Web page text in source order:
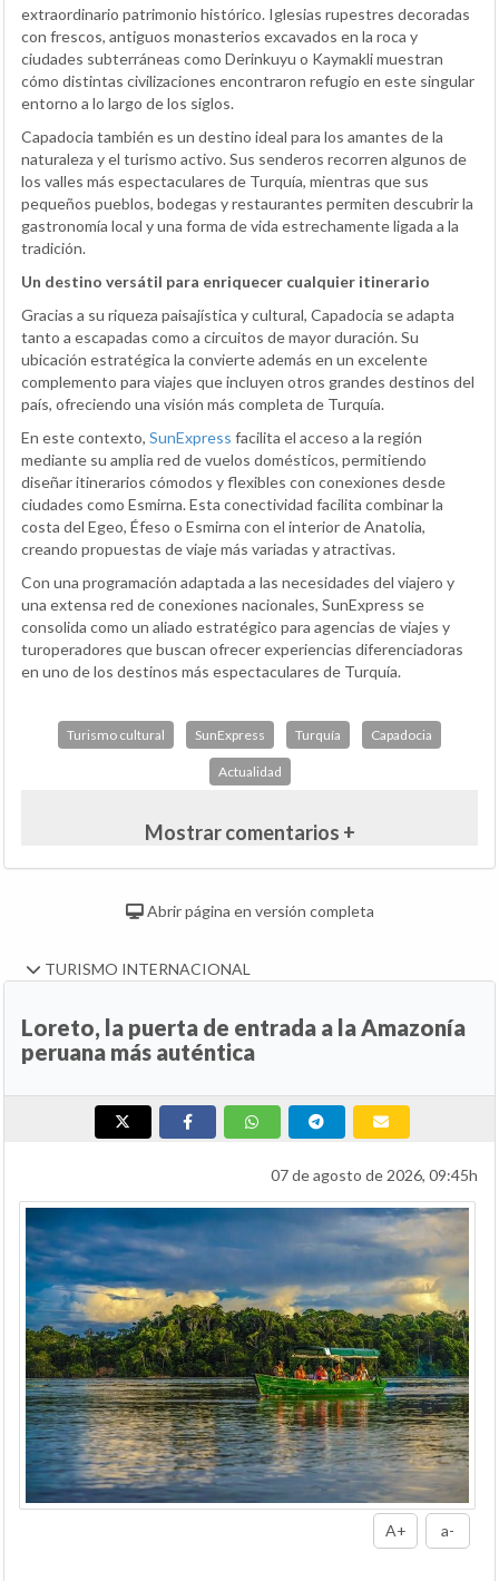
extraordinario patrimonio histórico. Iglesias rupestres decoradas
con frescos, antiguos monasterios excavados en la roca y
ciudades subterráneas como Derinkuyu o Kaymakli muestran
cómo distintas civilizaciones encontraron refugio en este singular
entorno a lo largo de los siglos.
Capadocia también es un destino ideal para los amantes de la
naturaleza y el turismo activo. Sus senderos recorren algunos de
los valles más espectaculares de Turquía, mientras que sus
pequeños pueblos, bodegas y restaurantes permiten descubrir la
gastronomía local y una forma de vida estrechamente ligada a la
tradición.
Un destino versátil para enriquecer cualquier itinerario
Gracias a su riqueza paisajística y cultural, Capadocia se adapta
tanto a escapadas como a circuitos de mayor duración. Su
ubicación estratégica la convierte además en un excelente
complemento para viajes que incluyen otros grandes destinos del
país, ofreciendo una visión más completa de Turquía.
En este contexto, SunExpress facilita el acceso a la región
mediante su amplia red de vuelos domésticos, permitiendo
diseñar itinerarios cómodos y flexibles con conexiones desde
ciudades como Esmirna. Esta conectividad facilita combinar la
costa del Egeo, Éfeso o Esmirna con el interior de Anatolia,
creando propuestas de viaje más variadas y atractivas.
Con una programación adaptada a las necesidades del viajero y
una extensa red de conexiones nacionales, SunExpress se
consolida como un aliado estratégico para agencias de viajes y
turoperadores que buscan ofrecer experiencias diferenciadoras
en uno de los destinos más espectaculares de Turquía.
Turismo cultural SunExpress Turquía Capadocia
Actualidad
Mostrar comentarios +
Abrir página en versión completa
TURISMO INTERNACIONAL
Loreto, la puerta de entrada a la Amazonía
peruana más auténtica
07 de agosto de 2026, 09:45h
A+ a-